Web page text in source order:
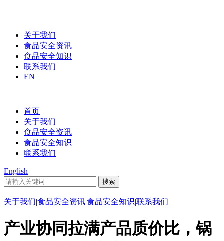
关于我们
食品安全资讯
食品安全知识
联系我们
EN
首页
关于我们
食品安全资讯
食品安全知识
联系我们
English |
关于我们|食品安全资讯|食品安全知识|联系我们|
产业协同拉满产品质价比，锅